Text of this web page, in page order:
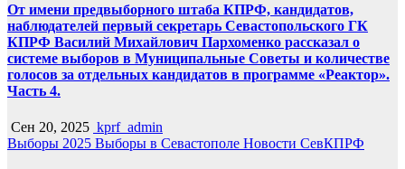
От имени предвыборного штаба КПРФ, кандидатов,
наблюдателей первый секретарь Севастопольского ГК
КПРФ Василий Михайлович Пархоменко рассказал о
системе выборов в Муниципальные Советы и количестве
голосов за отдельных кандидатов в программе «Реактор».
Часть 4.
Сен 20, 2025 kprf_admin
Выборы 2025 Выборы в Севастополе Новости СевКПРФ